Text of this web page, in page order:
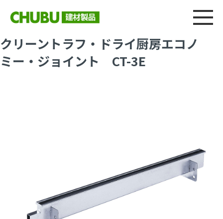
総合
クリーントラフ・ドライ厨房エコノ
ミー・ジョイント CT-3E